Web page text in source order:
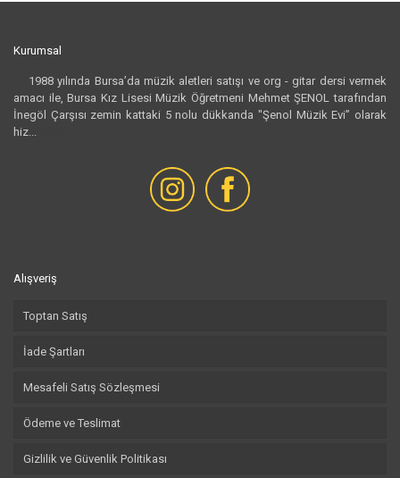
Kurumsal
1988 yılında Bursa’da müzik aletleri satışı ve org - gitar dersi vermek
amacı ile, Bursa Kız Lisesi Müzik Öğretmeni Mehmet ŞENOL tarafından
İnegöl Çarşısı zemin kattaki 5 nolu dükkanda "Şenol Müzik Evi” olarak
hiz...
Alışveriş
Toptan Satış
İade Şartları
Mesafeli Satış Sözleşmesi
Ödeme ve Teslimat
Gizlilik ve Güvenlik Politikası